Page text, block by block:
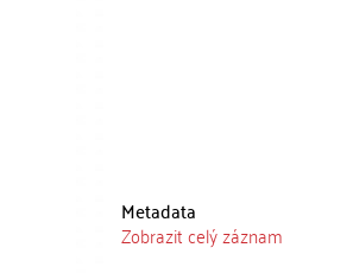
Metadata
Zobrazit celý záznam